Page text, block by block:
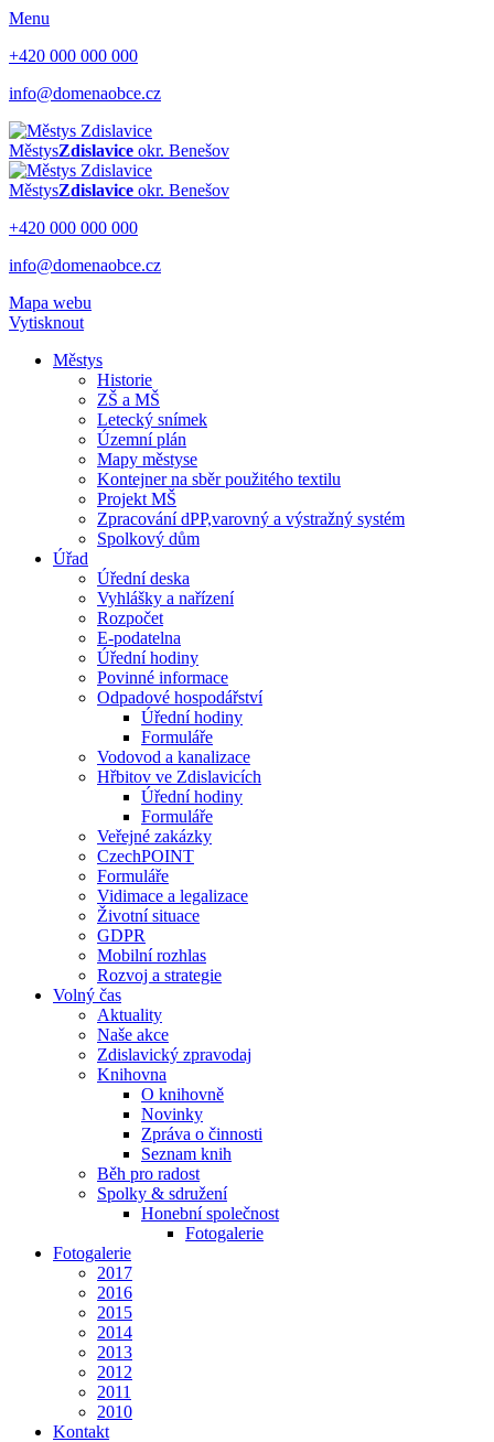
Menu
+420 000 000 000
info@domenaobce.cz
MěstysZdislavice okr. Benešov
MěstysZdislavice okr. Benešov
+420 000 000 000
info@domenaobce.cz
Mapa webu
Vytisknout
Městys
Historie
ZŠ a MŠ
Letecký snímek
Územní plán
Mapy městyse
Kontejner na sběr použitého textilu
Projekt MŠ
Zpracování dPP,varovný a výstražný systém
Spolkový dům
Úřad
Úřední deska
Vyhlášky a nařízení
Rozpočet
E-podatelna
Úřední hodiny
Povinné informace
Odpadové hospodářství
Úřední hodiny
Formuláře
Vodovod a kanalizace
Hřbitov ve Zdislavicích
Úřední hodiny
Formuláře
Veřejné zakázky
CzechPOINT
Formuláře
Vidimace a legalizace
Životní situace
GDPR
Mobilní rozhlas
Rozvoj a strategie
Volný čas
Aktuality
Naše akce
Zdislavický zpravodaj
Knihovna
O knihovně
Novinky
Zpráva o činnosti
Seznam knih
Běh pro radost
Spolky & sdružení
Honební společnost
Fotogalerie
Fotogalerie
2017
2016
2015
2014
2013
2012
2011
2010
Kontakt